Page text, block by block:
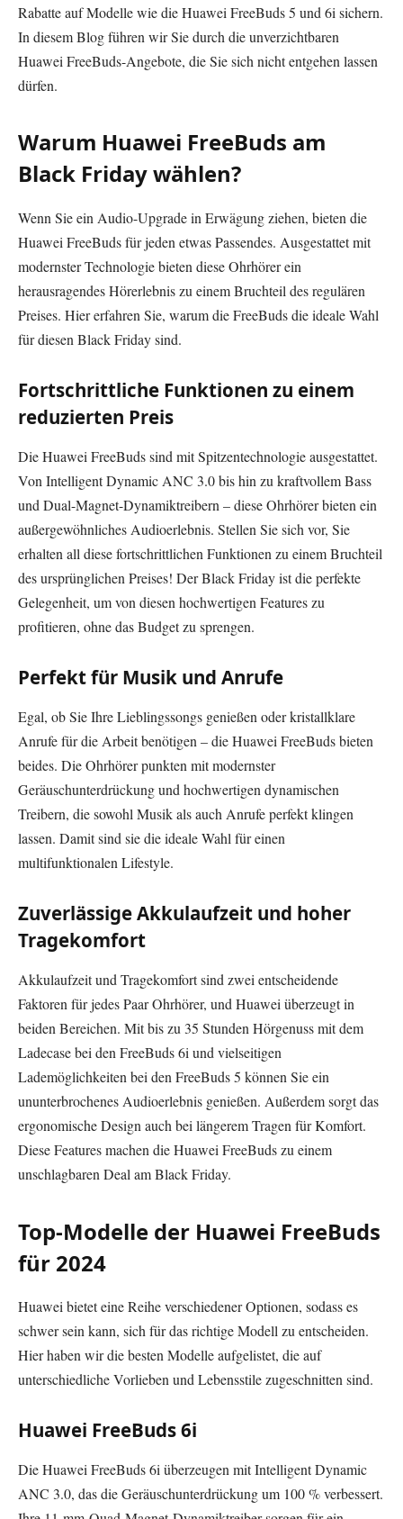
Rabatte auf Modelle wie die Huawei FreeBuds 5 und 6i sichern.
In diesem Blog führen wir Sie durch die unverzichtbaren
Huawei FreeBuds-Angebote, die Sie sich nicht entgehen lassen
dürfen.
Warum Huawei FreeBuds am
Black Friday wählen?
Wenn Sie ein Audio-Upgrade in Erwägung ziehen, bieten die
Huawei FreeBuds für jeden etwas Passendes. Ausgestattet mit
modernster Technologie bieten diese Ohrhörer ein
herausragendes Hörerlebnis zu einem Bruchteil des regulären
Preises. Hier erfahren Sie, warum die FreeBuds die ideale Wahl
für diesen Black Friday sind.
Fortschrittliche Funktionen zu einem
reduzierten Preis
Die Huawei FreeBuds sind mit Spitzentechnologie ausgestattet.
Von Intelligent Dynamic ANC 3.0 bis hin zu kraftvollem Bass
und Dual-Magnet-Dynamiktreibern – diese Ohrhörer bieten ein
außergewöhnliches Audioerlebnis. Stellen Sie sich vor, Sie
erhalten all diese fortschrittlichen Funktionen zu einem Bruchteil
des ursprünglichen Preises! Der Black Friday ist die perfekte
Gelegenheit, um von diesen hochwertigen Features zu
profitieren, ohne das Budget zu sprengen.
Perfekt für Musik und Anrufe
Egal, ob Sie Ihre Lieblingssongs genießen oder kristallklare
Anrufe für die Arbeit benötigen – die Huawei FreeBuds bieten
beides. Die Ohrhörer punkten mit modernster
Geräuschunterdrückung und hochwertigen dynamischen
Treibern, die sowohl Musik als auch Anrufe perfekt klingen
lassen. Damit sind sie die ideale Wahl für einen
multifunktionalen Lifestyle.
Zuverlässige Akkulaufzeit und hoher
Tragekomfort
Akkulaufzeit und Tragekomfort sind zwei entscheidende
Faktoren für jedes Paar Ohrhörer, und Huawei überzeugt in
beiden Bereichen. Mit bis zu 35 Stunden Hörgenuss mit dem
Ladecase bei den FreeBuds 6i und vielseitigen
Lademöglichkeiten bei den FreeBuds 5 können Sie ein
ununterbrochenes Audioerlebnis genießen. Außerdem sorgt das
ergonomische Design auch bei längerem Tragen für Komfort.
Diese Features machen die Huawei FreeBuds zu einem
unschlagbaren Deal am Black Friday.
Top-Modelle der Huawei FreeBuds
für 2024
Huawei bietet eine Reihe verschiedener Optionen, sodass es
schwer sein kann, sich für das richtige Modell zu entscheiden.
Hier haben wir die besten Modelle aufgelistet, die auf
unterschiedliche Vorlieben und Lebensstile zugeschnitten sind.
Huawei FreeBuds 6i
Die Huawei FreeBuds 6i überzeugen mit Intelligent Dynamic
ANC 3.0, das die Geräuschunterdrückung um 100 % verbessert.